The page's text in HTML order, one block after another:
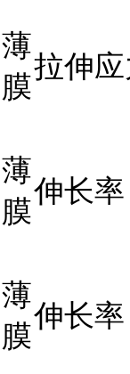
薄
膜
拉伸应
薄
膜
伸长率
薄
膜
伸长率